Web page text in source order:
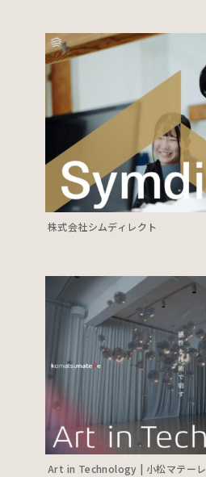
株式会社シムディレクト
Art in Technology | 小松マテーレ